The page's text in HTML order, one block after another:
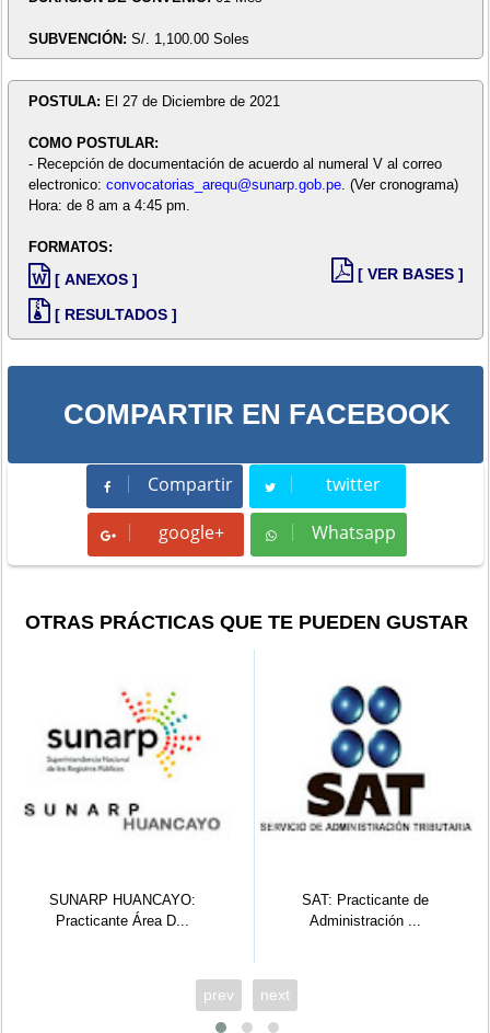
SUBVENCIÓN: S/. 1,100.00 Soles
POSTULA: El 27 de Diciembre de 2021
COMO POSTULAR:
- Recepción de documentación de acuerdo al numeral V al correo
electronico: convocatorias_arequ@sunarp.gob.pe. (Ver cronograma)
Hora: de 8 am a 4:45 pm.
FORMATOS:
[ ANEXOS ]
[ RESULTADOS ]
[ VER BASES ]
COMPARTIR EN FACEBOOK
Compartir
Compartir twitter
Tweet
google+ Whatsapp
Whatsapp
OTRAS PRÁCTICAS QUE TE PUEDEN GUSTAR
SUNARP HUANCAYO:
Practicante Área D...
SAT: Practicante de
Administración ...
prev next